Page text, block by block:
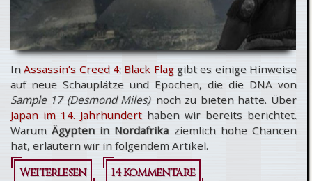
InAssassin’s Creed 4: Black Flaggibt es einige Hinweise
auf neue Schauplätze und Epochen, die die DNA von
Sample 17 (Desmond Miles) noch zu bieten hätte. Über
Japan im 14. Jahrhunderthaben wir bereits berichtet.
WarumÄgypten in Nordafrikaziemlich hohe Chancen
hat, erläutern wir in folgendem Artikel.
Weiterlesen
über Assassin’s
14 Kommentare